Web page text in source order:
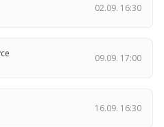
02.09. 16:30
09.09. 17:00
16.09. 16:30